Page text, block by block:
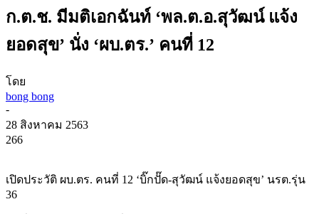
ก.ต.ช. มีมติเอกฉันท์ ‘พล.ต.อ.สุวัฒน์ แจ้ง
ยอดสุข’ นั่ง ‘ผบ.ตร.’ คนที่ 12
โดย
bong bong
-
28 สิงหาคม 2563
266
เปิดประวัติ ผบ.ตร. คนที่ 12 ‘บิ๊กปั๊ด-สุวัฒน์ แจ้งยอดสุข’ นรต.รุ่น
36